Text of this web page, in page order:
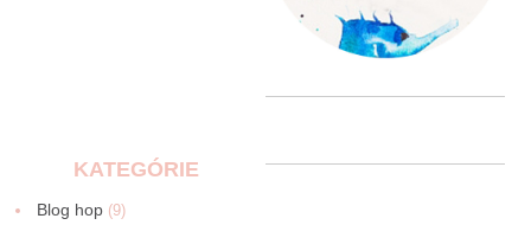
KATEGÓRIE
Blog hop (9)